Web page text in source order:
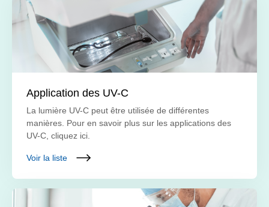
Application des UV-C
La lumière UV-C peut être utilisée de différentes
manières. Pour en savoir plus sur les applications des
UV-C, cliquez ici.
Voir la liste